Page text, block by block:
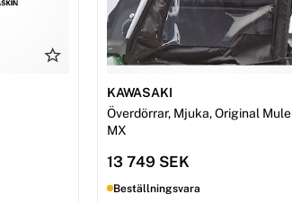
KAWASAKI
Överdörrar, Mjuka, Original Mule
MX
13 749 SEK
Beställningsvara